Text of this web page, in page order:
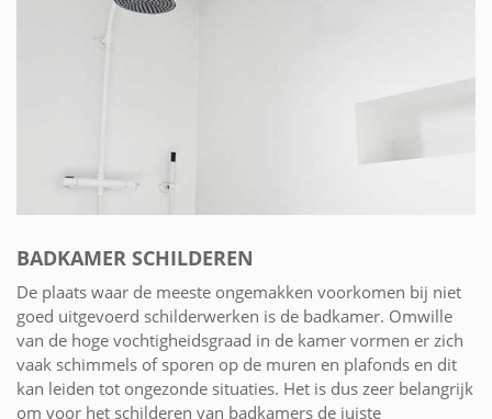
BADKAMER SCHILDEREN
De plaats waar de meeste ongemakken voorkomen bij niet
goed uitgevoerd schilderwerken is de badkamer. Omwille
van de hoge vochtigheidsgraad in de kamer vormen er zich
vaak schimmels of sporen op de muren en plafonds en dit
kan leiden tot ongezonde situaties. Het is dus zeer belangrijk
om voor het schilderen van badkamers de juiste